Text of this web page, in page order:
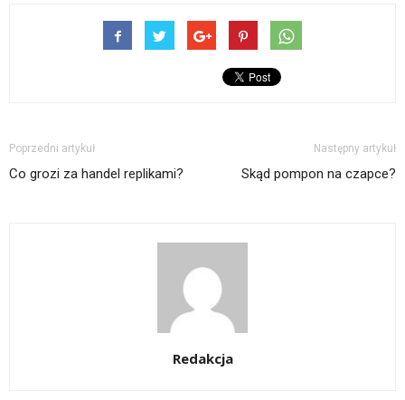
Poprzedni artykuł
Co grozi za handel replikami?
Następny artykuł
Skąd pompon na czapce?
Redakcja